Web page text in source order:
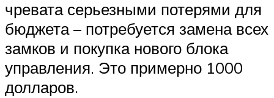
чревата серьезными потерями для
бюджета – потребуется замена всех
замков и покупка нового блока
управления. Это примерно 1000
долларов.